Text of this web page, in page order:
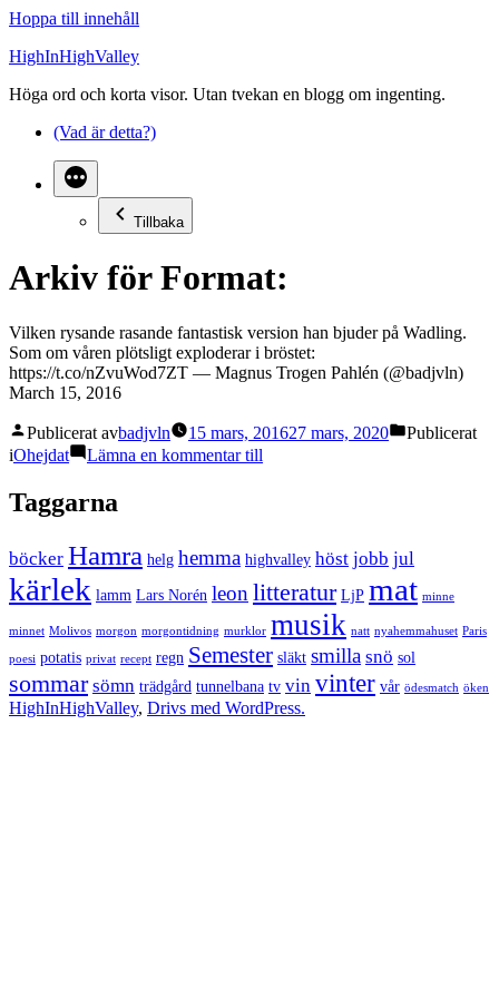
Hoppa till innehåll
HighInHighValley
Höga ord och korta visor. Utan tvekan en blogg om ingenting.
(Vad är detta?)
Tillbaka
Arkiv för Format:
Vilken rysande rasande fantastisk version han bjuder på Wadling.
Som om våren plötsligt exploderar i bröstet:
https://t.co/nZvuWod7ZT — Magnus Trogen Pahlén (@badjvln)
March 15, 2016
Publicerat avbadjvln 15 mars, 201627 mars, 2020
Publicerat
iOhejdat Lämna en kommentartill
Taggarna
böcker Hamra helg hemma highvalley höst jobb jul
kärlek lamm Lars Norén leon litteratur LjP mat minne
minnet Molivos morgon morgontidning murklor musik natt nyahemmahuset Paris
poesi potatis privat recept regn Semester släkt smilla snö sol
sommar sömn trädgård tunnelbana tv vin vinter vår ödesmatch öken
HighInHighValley, Drivs med WordPress.